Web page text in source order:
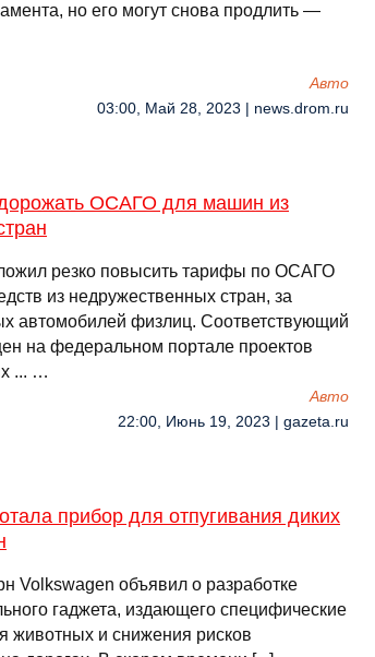
но его могут снова продлить —
Авто
03:00, Май 28, 2023 | news.drom.ru
ОСАГО для машин из
резко повысить тарифы по ОСАГО
из недружественных стран, за
автомобилей физлиц. Соответствующий
на федеральном портале проектов
... …
Авто
22:00, Июнь 19, 2023 | gazeta.ru
прибор для отпугивания диких
Volkswagen объявил о разработке
гаджета, издающего специфические
животных и снижения рисков